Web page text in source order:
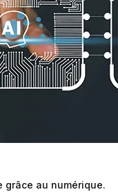
grâce au numérique.